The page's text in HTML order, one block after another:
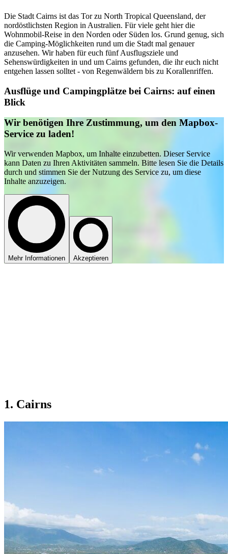
Die Stadt Cairns ist das Tor zu North Tropical Queensland, der
nordöstlichsten Region in Australien. Für viele geht hier die
Wohnmobil-Reise in den Norden oder Süden los. Grund genug, sich
die Camping-Möglichkeiten rund um die Stadt mal genauer
anzusehen. Wir haben für euch fünf Ausflugsziele und
Sehenswürdigkeiten in und um Cairns gefunden, die ihr euch nicht
entgehen lassen solltet - von Regenwäldern bis zu Korallenriffen.
Ausflüge und Campingplätze bei Cairns: auf einen
Blick
Wir benötigen Ihre Zustimmung, um den Mapbox-
Service zu laden!
Wir verwenden Mapbox, um Inhalte einzubetten. Dieser Service
kann Daten zu Ihren Aktivitäten sammeln. Bitte lesen Sie die Details
durch und stimmen Sie der Nutzung des Service zu, um diese
Inhalte anzuzeigen.
Mehr Informationen Akzeptieren
1. Cairns